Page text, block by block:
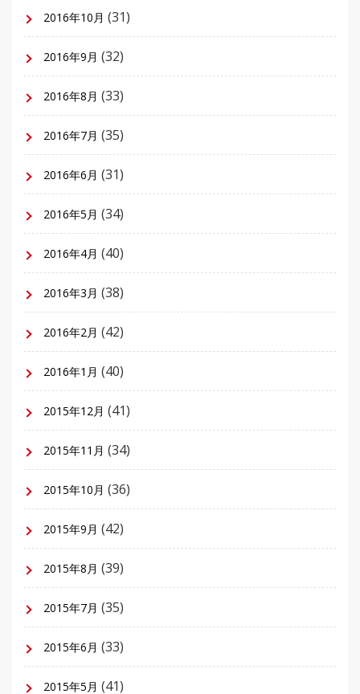
2016年10月 (31)
2016年9月 (32)
2016年8月 (33)
2016年7月 (35)
2016年6月 (31)
2016年5月 (34)
2016年4月 (40)
2016年3月 (38)
2016年2月 (42)
2016年1月 (40)
2015年12月 (41)
2015年11月 (34)
2015年10月 (36)
2015年9月 (42)
2015年8月 (39)
2015年7月 (35)
2015年6月 (33)
2015年5月 (41)